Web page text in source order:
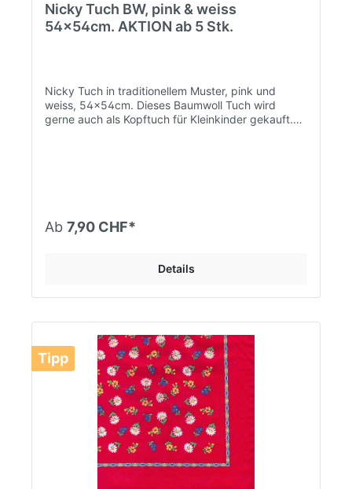
Nicky Tuch BW, pink & weiss
54x54cm. AKTION ab 5 Stk.
Nicky Tuch in traditionellem Muster, pink und
weiss, 54x54cm. Dieses Baumwoll Tuch wird
gerne auch als Kopftuch für Kleinkinder gekauft.
Ab 7,90 CHF*
Details
Tipp